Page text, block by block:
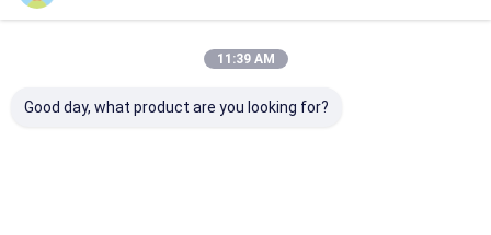
11:39 AM
Good day, what product are you looking for?